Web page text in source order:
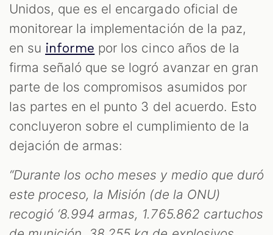
Unidos, que es el encargado oficial de
monitorear la implementación de la paz,
en su informe por los cinco años de la
firma señaló que se logró avanzar en gran
parte de los compromisos asumidos por
las partes en el punto 3 del acuerdo. Esto
concluyeron sobre el cumplimiento de la
dejación de armas:
“Durante los ocho meses y medio que duró
este proceso, la Misión (de la ONU)
recogió ‘8.994 armas, 1.765.862 cartuchos